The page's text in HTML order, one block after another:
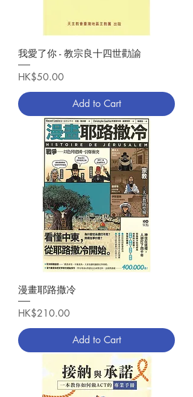
我愛了你 - 教宗良十四世勸諭
Price
HK$50.00
Add to Cart
漫畫耶路撒冷
Price
HK$210.00
Add to Cart